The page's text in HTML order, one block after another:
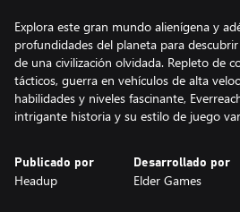
Explora este gran mundo alienígena y
profundidades del planeta para
de una civilización olvidada. Repleto de
tácticos, guerra en vehículos de alta
habilidades y niveles fascinante,
intrigante historia y su estilo de juego
Publicado por
Headup
Desarrollado por
Elder Games